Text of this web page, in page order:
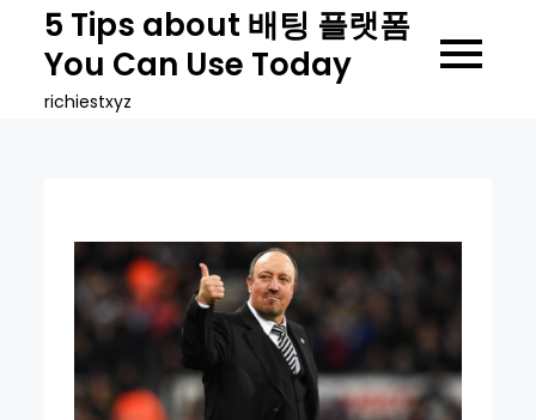
content
5 Tips about 배팅 플랫폼
You Can Use Today
richiestxyz